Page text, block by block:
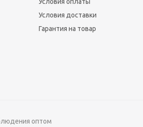
Условия доставки
Гарантия на товар
оптом